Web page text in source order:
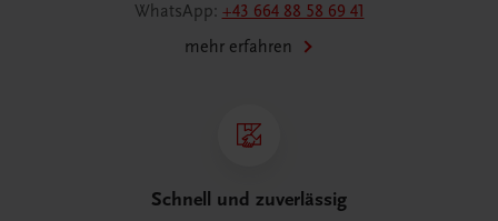
WhatsApp: +43 664 88 58 69 41
mehr erfahren
Schnell und zuverlässig